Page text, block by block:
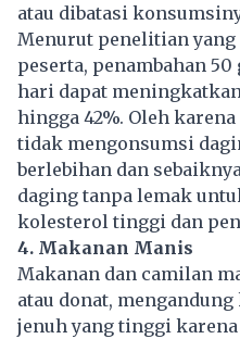
atau dibatasi
Menurut penelitian yang
peserta, penambahan
hari dapat
hingga 42%. Oleh
tidak mengonsumsi
berlebihan dan
daging tanpa lemak
kolesterol tinggi dan
4. Makanan Manis
Makanan dan camilan
atau donat,
jenuh yang tinggi